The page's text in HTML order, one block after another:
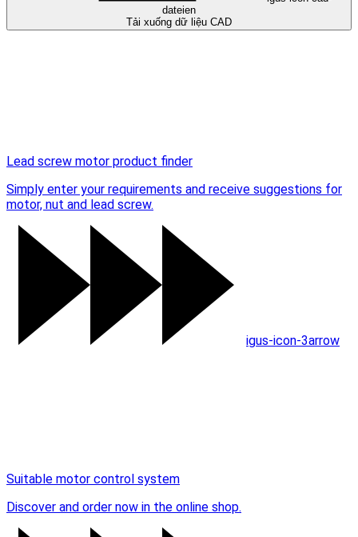
dateien
Tải xuống dữ liệu CAD
Lead screw motor product finder
Simply enter your requirements and receive suggestions for
motor, nut and lead screw.
igus-icon-3arrow
Suitable motor control system
Discover and order now in the online shop.